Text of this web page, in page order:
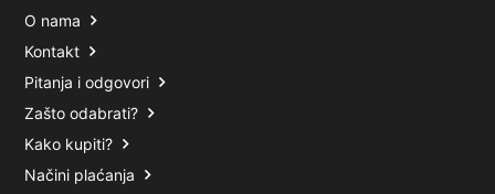
O nama
Kontakt
Pitanja i odgovori
Zašto odabrati?
Kako kupiti?
Načini plaćanja